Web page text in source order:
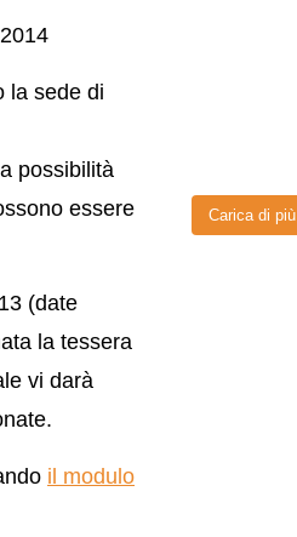
la sede di
possibilità
essere
(date
la tessera
vi darà
il modulo
Carica di più